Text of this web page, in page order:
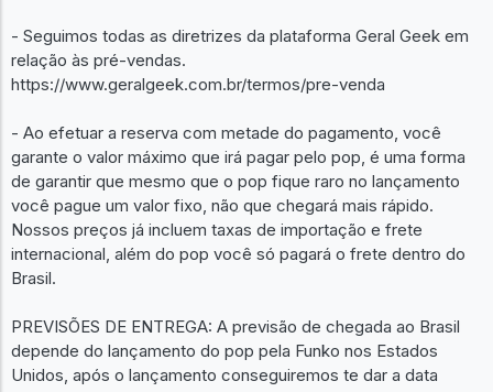
- Seguimos todas as diretrizes da plataforma Geral Geek em
relação às pré-vendas.
https://www.geralgeek.com.br/termos/pre-venda
- Ao efetuar a reserva com metade do pagamento, você
garante o valor máximo que irá pagar pelo pop, é uma forma
de garantir que mesmo que o pop fique raro no lançamento
você pague um valor fixo, não que chegará mais rápido.
Nossos preços já incluem taxas de importação e frete
internacional, além do pop você só pagará o frete dentro do
Brasil.
PREVISÕES DE ENTREGA: A previsão de chegada ao Brasil
depende do lançamento do pop pela Funko nos Estados
Unidos, após o lançamento conseguiremos te dar a data